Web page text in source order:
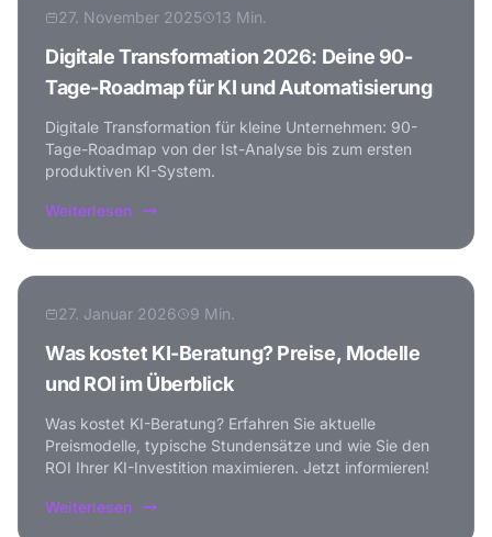
27. November 2025 13 Min.
Digitale Transformation 2026: Deine 90-
Tage-Roadmap für KI und Automatisierung
Digitale Transformation für kleine Unternehmen: 90-
Tage-Roadmap von der Ist-Analyse bis zum ersten
produktiven KI-System.
Weiterlesen
27. Januar 2026 9 Min.
Was kostet KI-Beratung? Preise, Modelle
und ROI im Überblick
Was kostet KI-Beratung? Erfahren Sie aktuelle
Preismodelle, typische Stundensätze und wie Sie den
ROI Ihrer KI-Investition maximieren. Jetzt informieren!
Weiterlesen